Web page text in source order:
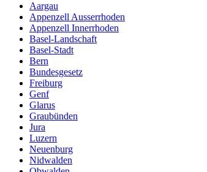
Aargau
Appenzell Ausserrhoden
Appenzell Innerrhoden
Basel-Landschaft
Basel-Stadt
Bern
Bundesgesetz
Freiburg
Genf
Glarus
Graubünden
Jura
Luzern
Neuenburg
Nidwalden